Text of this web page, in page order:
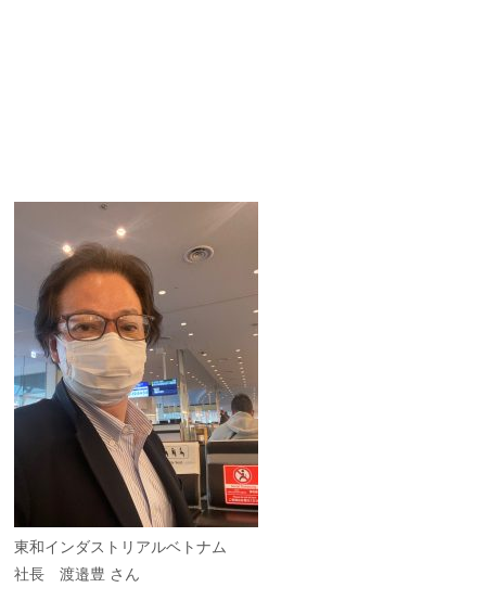
東和インダストリアルベトナム
社長 渡邉豊 さん